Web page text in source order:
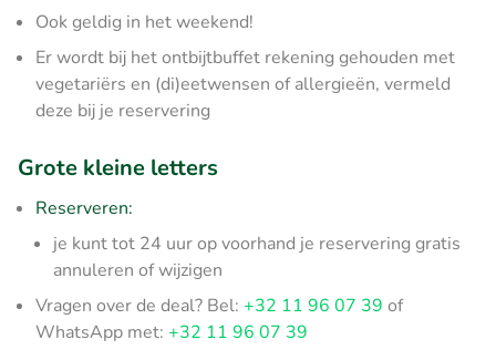
Ook geldig in het weekend!
Er wordt bij het ontbijtbuffet rekening gehouden met
vegetariërs en (di)eetwensen of allergieën, vermeld
deze bij je reservering
Grote kleine letters
Reserveren:
je kunt tot 24 uur op voorhand je reservering gratis
annuleren of wijzigen
Vragen over de deal? Bel: +32 11 96 07 39 of
WhatsApp met: +32 11 96 07 39